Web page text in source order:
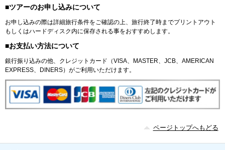
■ツアーのお申し込みについて
お申し込みの際は詳細旅行条件をご確認の上、旅行終了時までプリントアウト
もしくはハードディスク内に保存される事をおすすめします。
■お支払い方法について
銀行振り込みの他、クレジットカード（VISA、MASTER、JCB、AMERICAN
EXPRESS、DINERS）がご利用いただけます。
ページトップへもどる